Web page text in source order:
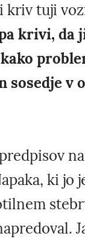
kriv tuji
krivi, da
sosedje v
ki jo